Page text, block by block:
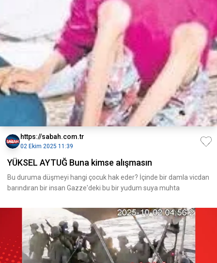
https://sabah.com.tr
02 Ekim 2025 11:39
YÜKSEL AYTUĞ Buna kimse alışmasın
Bu duruma düşmeyi hangi çocuk hak eder? İçinde bir damla vicdan
barındıran bir insan Gazze'deki bu bir yudum suya muhta